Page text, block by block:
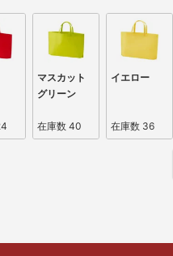
マスカット
グリーン
在庫数 40
イエロー
在庫数 36